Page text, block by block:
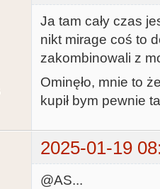
Ja tam cały czas
nikt mirage coś to
zakombinowali z
Ominęło, mnie to
kupił bym pewnie
2025-01-19
@AS...